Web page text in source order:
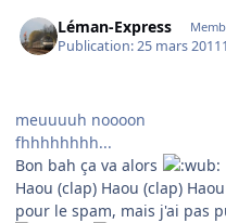
Léman-Express
Publication:25 mars 2011
meuuuuh noooon
fhhhhhhhh...
Bon bah ça va alors
Haou (clap) Haou (clap)
pour le spam, mais j'ai pas